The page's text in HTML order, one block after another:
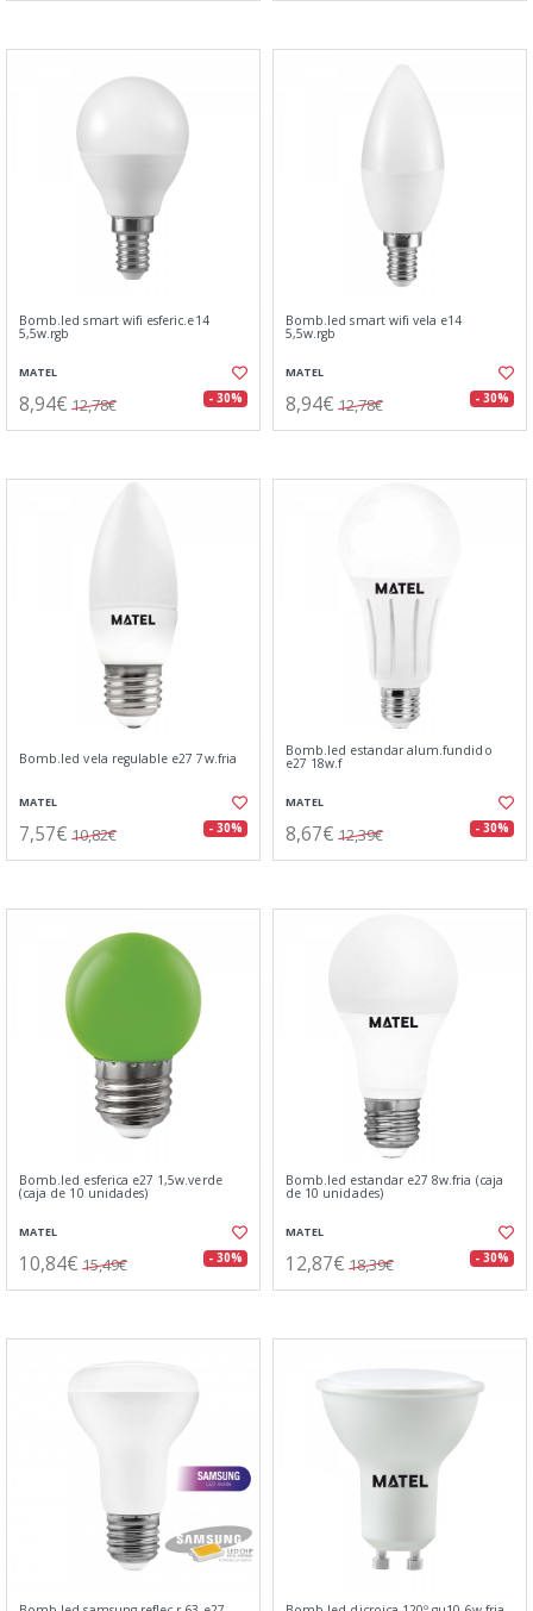
Bomb.led smart wifi esferic.e14
5,5w.rgb
MATEL
8,94€ 12,78€ - 30%
Bomb.led smart wifi vela e14
5,5w.rgb
MATEL
8,94€ 12,78€ - 30%
Bomb.led vela regulable e27 7w.fria
MATEL
7,57€ 10,82€ - 30%
Bomb.led estandar alum.fundido
e27 18w.f
MATEL
8,67€ 12,39€ - 30%
Bomb.led esferica e27 1,5w.verde
(caja de 10 unidades)
MATEL
10,84€ 15,49€ - 30%
Bomb.led estandar e27 8w.fria (caja
de 10 unidades)
MATEL
12,87€ 18,39€ - 30%